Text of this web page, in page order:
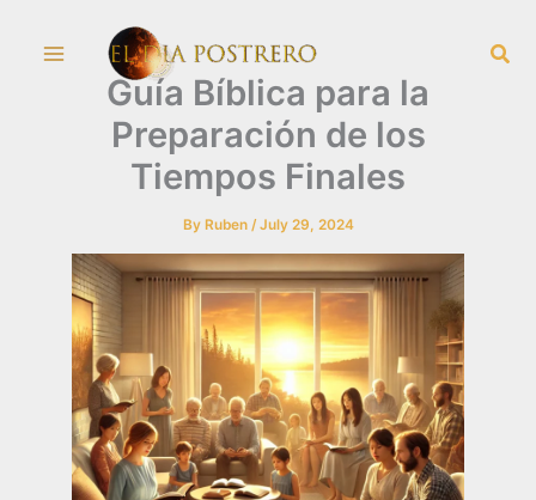
Guía Bíblica para la
Preparación de los
Tiempos Finales
By Ruben /July 29, 2024